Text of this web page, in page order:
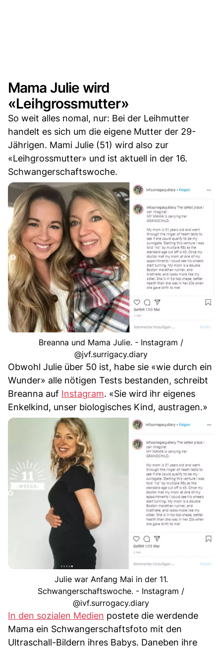
Mama Julie wird
«Leihgrossmutter»
So weit alles nomal, nur: Bei der Leihmutter
handelt es sich um die eigene Mutter der 29-
Jährigen. Mami Julie (51) wird also zur
«Leihgrossmutter» und ist aktuell in der 16.
Schwangerschaftswoche.
Breanna und Mama Julie. - Instagram /
@jvf.surrigacy.diary
Obwohl Julie über 50 ist, habe sie «wie durch ein
Wunder» alle nötigen Tests bestanden, schreibt
Breanna auf Instagram. «Sie wird ihr eigenes
Enkelkind, unser biologisches Kind, austragen.»
Julie war Anfang Mai in der 11.
Schwangerschaftswoche. - Instagram /
@ivf.surrogacy.diary
In den sozialen Medien postete die werdende
Mama ein Schwangerschaftsfoto mit den
Ultraschall-Bildern ihres Babys. Daneben ihre